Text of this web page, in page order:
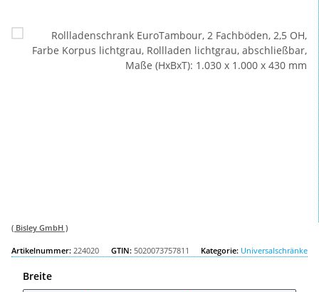
( Bisley GmbH )
Artikelnummer: 224020 GTIN: 5020073757811 Kategorie: Universalschränke
Breite